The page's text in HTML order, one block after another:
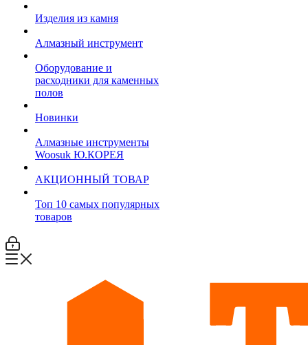
Изделия из камня
Алмазный инструмент
Оборудование и
расходники для каменных
полов
Новинки
Алмазные инструменты
Woosuk Ю.КОРЕЯ
АКЦИОННЫЙ ТОВАР
Топ 10 самых популярных
товаров